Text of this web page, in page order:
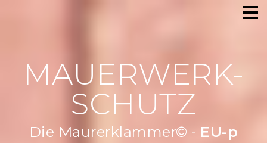
MAUERWERK-
SCHUTZ
Die Maurerklammer© -Robust &